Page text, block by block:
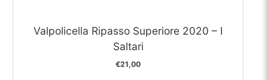
Valpolicella Ripasso Superiore 2020 – I
Saltari
€21,00